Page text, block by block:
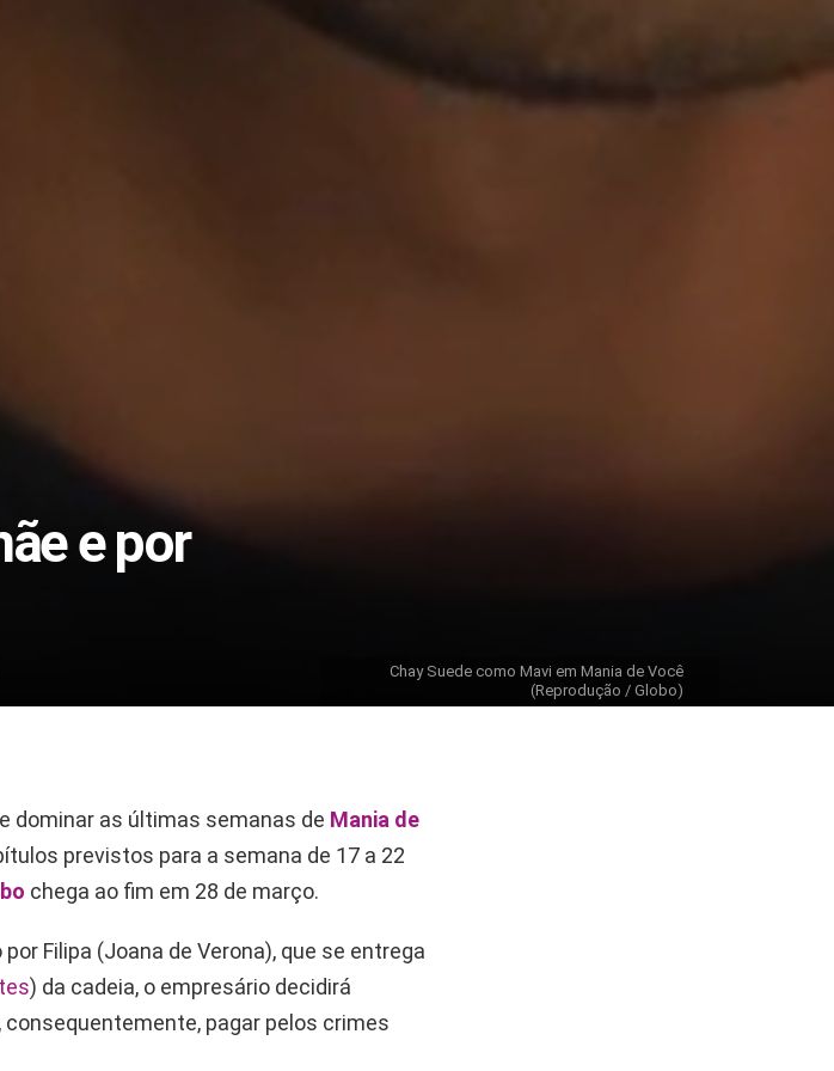
e por
Chay Suede como Mavi em Mania de Você
(Reprodução / Globo)
dominar as últimas semanas de Mania de
previstos para a semana de 17 a 22
chega ao fim em 28 de março.
Filipa (Joana de Verona), que se entrega
) da cadeia, o empresário decidirá
consequentemente, pagar pelos crimes